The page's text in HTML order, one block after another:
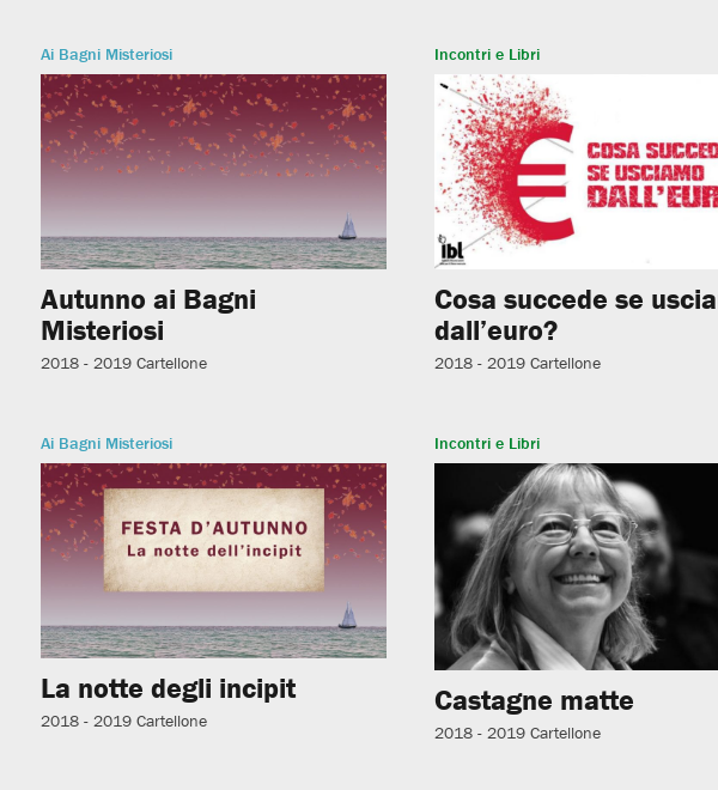
Ai Bagni Misteriosi
Autunno ai Bagni
Misteriosi
2018 - 2019 Cartellone
Incontri e Libri
Cosa succede se
dall’euro?
2018 - 2019 Cartellone
Ai Bagni Misteriosi
La notte degli incipit
2018 - 2019 Cartellone
Incontri e Libri
Castagne matte
2018 - 2019 Cartellone